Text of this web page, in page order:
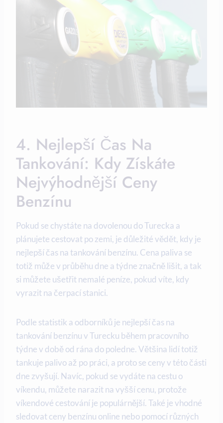
4. Nejlepší Čas Na
Tankování: Kdy Získáte
Nejvýhodnější Ceny
Benzínu
Pokud se chystáte na dovolenou do Turecka a
plánujete cestovat po zemi, je důležité vědět, kdy je
nejlepší čas na tankování benzínu. Cena paliva se
totiž může v průběhu dne a týdne značně lišit, a tak
si můžete ušetřit nemalé peníze, pokud víte, kdy
vyrazit na čerpací stanici.
Podle statistik a odborníků je nejlepší čas na
tankování benzínu v Turecku během pracovního
týdne v době od rána do poledne. Většina lidí totiž
tankuje palivo až po práci, a proto se ceny v této části
dne zvyšují. Navíc, pokud se vydáte na cestu o
víkendu, můžete narazit na vyšší cenu, protože
víkendové cestování je populárnější. Také je vhodné
sledovat ceny benzínu online nebo pomocí různých